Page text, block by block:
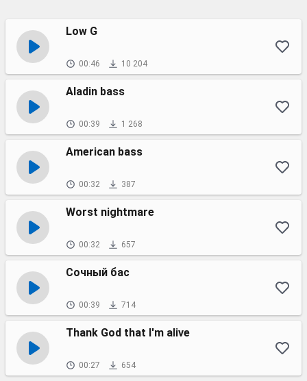
Low G
00:46 10 204
Aladin bass
00:39 1 268
American bass
00:32 387
Worst nightmare
00:32 657
Сочный бас
00:39 714
Thank God that I'm alive
00:27 654